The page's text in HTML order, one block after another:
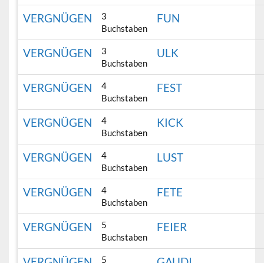
VERGNÜGEN
3
Buchstaben
FUN
VERGNÜGEN
3
Buchstaben
ULK
VERGNÜGEN
4
Buchstaben
FEST
VERGNÜGEN
4
Buchstaben
KICK
VERGNÜGEN
4
Buchstaben
LUST
VERGNÜGEN
4
Buchstaben
FETE
VERGNÜGEN
5
Buchstaben
FEIER
5